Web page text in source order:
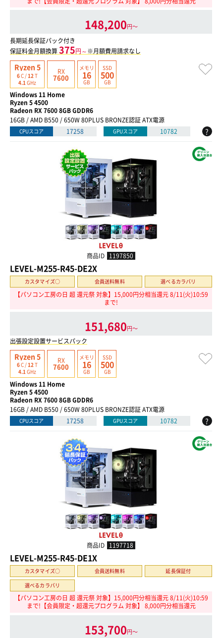
148,200円〜
長期延長保証パック付き
保証料金月額換算375円～※月額費用請求なし
Ryzen 5
6C / 12 T
4.1GHz
RX
7600
メモリ
16
GB
SSD
500
GB
Windows 11 Home
Ryzen 5 4500
Radeon RX 7600 8GB GDDR6
16GB / AMD B550 / 650W 80PLUS BRONZE認証 ATX電源
CPUスコア 17258 GPUスコア 10782 ?
商品ID 1197850
LEVEL-M255-R45-DE2X
カスタマイズ○ 会員送料無料 選べるカラバリ
【パソコン工房の日 超 還元祭 対象】15,000円分相当還元 8/11(火)10:59
まで!
151,680円〜
出張設定設置サービスパック
Ryzen 5
6C /12T
4.1GHz
RX
7600
メモリ
16
GB
SSD
500
GB
Windows 11 Home
Ryzen 5 4500
Radeon RX 7600 8GB GDDR6
16GB / AMD B550 / 650W 80PLUS BRONZE認証 ATX電源
CPUスコア 17258 GPUスコア 10782 ?
商品ID 1197718
LEVEL-M255-R45-DE1X
カスタマイズ○ 会員送料無料
延長保証付
選べるカラバリ
【パソコン工房の日 超 還元祭 対象】15,000円分相当還元 8/11(火)10:59
まで!【会員限定・超還元プログラム 対象】 8,000円分相当還元
153,700円〜